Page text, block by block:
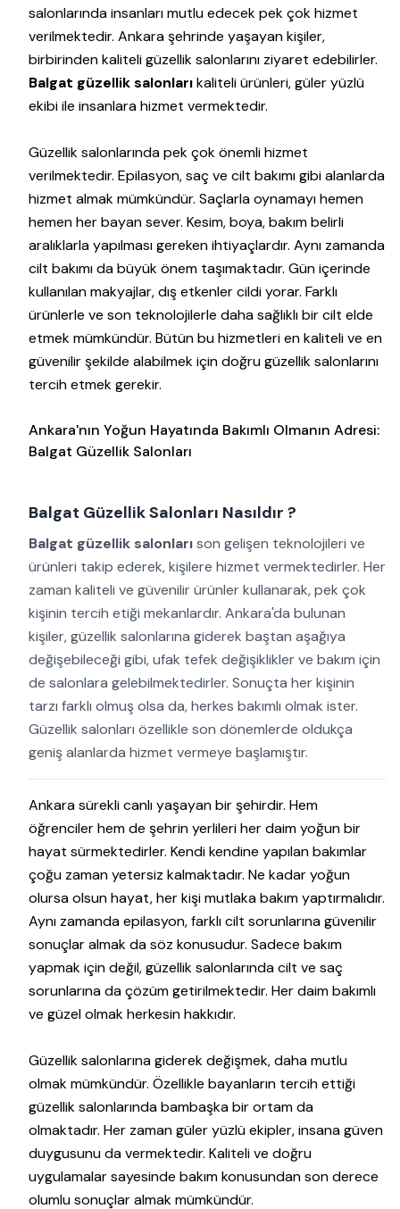
salonlarında insanları mutlu edecek pek çok hizmet
verilmektedir. Ankara şehrinde yaşayan kişiler,
birbirinden kaliteli güzellik salonlarını ziyaret edebilirler.
Balgat güzellik salonlarıkaliteli ürünleri, güler yüzlü
ekibi ile insanlara hizmet vermektedir.
Güzellik salonlarında pek çok önemli hizmet
verilmektedir. Epilasyon, saç ve cilt bakımı gibi alanlarda
hizmet almak mümkündür. Saçlarla oynamayı hemen
hemen her bayan sever. Kesim, boya, bakım belirli
aralıklarla yapılması gereken ihtiyaçlardır. Aynı zamanda
cilt bakımı da büyük önem taşımaktadır. Gün içerinde
kullanılan makyajlar, dış etkenler cildi yorar. Farklı
ürünlerle ve son teknolojilerle daha sağlıklı bir cilt elde
etmek mümkündür. Bütün bu hizmetleri en kaliteli ve en
güvenilir şekilde alabilmek için doğru güzellik salonlarını
tercih etmek gerekir.
Ankara'nın Yoğun Hayatında Bakımlı Olmanın Adresi:
Balgat Güzellik Salonları
Balgat Güzellik Salonları Nasıldır ?
Balgat güzellik salonlarıson gelişen teknolojileri ve
ürünleri takip ederek, kişilere hizmet vermektedirler. Her
zaman kaliteli ve güvenilir ürünler kullanarak, pek çok
kişinin tercih etiği mekanlardır. Ankara'da bulunan
kişiler, güzellik salonlarına giderek baştan aşağıya
değişebileceği gibi, ufak tefek değişiklikler ve bakım için
de salonlara gelebilmektedirler. Sonuçta her kişinin
tarzı farklı olmuş olsa da, herkes bakımlı olmak ister.
Güzellik salonları özellikle son dönemlerde oldukça
geniş alanlarda hizmet vermeye başlamıştır.
Ankara sürekli canlı yaşayan bir şehirdir. Hem
öğrenciler hem de şehrin yerlileri her daim yoğun bir
hayat sürmektedirler. Kendi kendine yapılan bakımlar
çoğu zaman yetersiz kalmaktadır. Ne kadar yoğun
olursa olsun hayat, her kişi mutlaka bakım yaptırmalıdır.
Aynı zamanda epilasyon, farklı cilt sorunlarına güvenilir
sonuçlar almak da söz konusudur. Sadece bakım
yapmak için değil, güzellik salonlarında cilt ve saç
sorunlarına da çözüm getirilmektedir. Her daim bakımlı
ve güzel olmak herkesin hakkıdır.
Güzellik salonlarına giderek değişmek, daha mutlu
olmak mümkündür. Özellikle bayanların tercih ettiği
güzellik salonlarında bambaşka bir ortam da
olmaktadır. Her zaman güler yüzlü ekipler, insana güven
duygusunu da vermektedir. Kaliteli ve doğru
uygulamalar sayesinde bakım konusundan son derece
olumlu sonuçlar almak mümkündür.